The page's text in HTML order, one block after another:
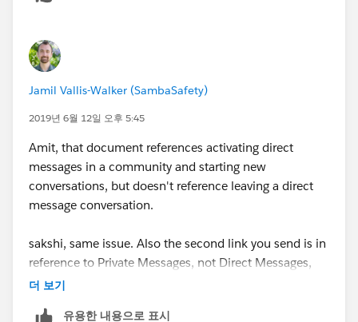
Jamil Vallis-Walker (SambaSafety)
2019년 6월 12일 오후 5:45
Amit, that document references activating direct
messages in a community and starting new
conversations, but doesn't reference leaving a direct
message conversation.
sakshi, same issue. Also the second link you send is in
reference to Private Messages, not Direct Messages,
which are different functionalities. As noted by
더 보기
유용한 내용으로 표시